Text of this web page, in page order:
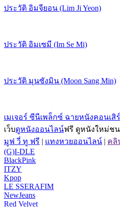
ประวัติ อิมจียอน (Lim Ji Yeon)
ประวัติ อิมเซมี (Im Se Mi)
ประวัติ มุนซังมิน (Moon Sang Min)
เมเจอร์ ซีนีเพล็กซ์ ฉายหนังคอนเสิร์
เว็บดูหนังออนไลน์ฟรี ดูหนังใหม่ชน
มูฟ วี่ ทู ฟรี | แทงหวยออนไลน์ | คลิ
(G)I-DLE
BlackPink
ITZY
Kpop
LE SSERAFIM
NewJeans
Red Velvet